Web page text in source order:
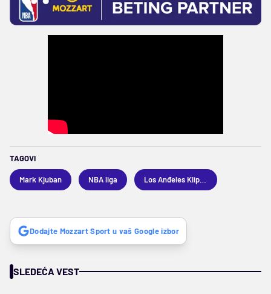
TAGOVI
Mark Kjuban NBA liga Los Anđeles Klipers
Dodajte Mozzart Sport u vaš Google izbor
SLEDEĆA VEST